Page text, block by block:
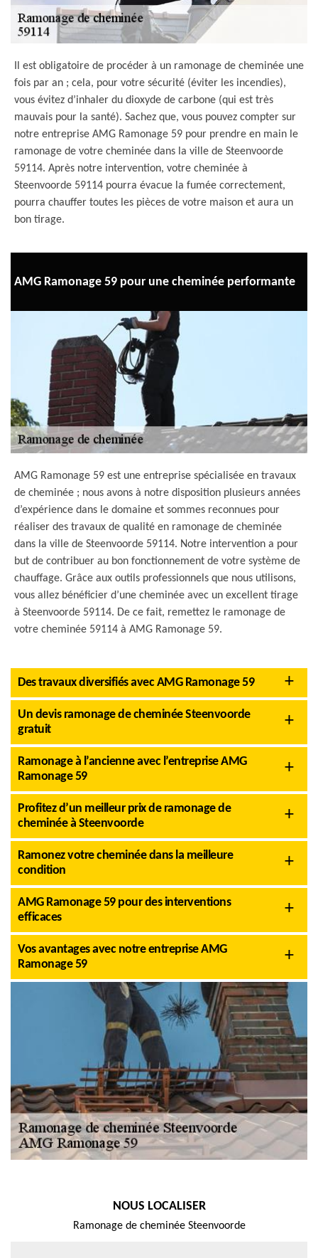
Il est obligatoire de procéder à un ramonage de cheminée une
fois par an ; cela, pour votre sécurité (éviter les incendies),
vous évitez d’inhaler du dioxyde de carbone (qui est très
mauvais pour la santé). Sachez que, vous pouvez compter sur
notre entreprise AMG Ramonage 59 pour prendre en main le
ramonage de votre cheminée dans la ville de Steenvoorde
59114. Après notre intervention, votre cheminée à
Steenvoorde 59114 pourra évacue la fumée correctement,
pourra chauffer toutes les pièces de votre maison et aura un
bon tirage.
AMG Ramonage 59 pour une cheminée performante
AMG Ramonage 59 est une entreprise spécialisée en travaux
de cheminée ; nous avons à notre disposition plusieurs années
d’expérience dans le domaine et sommes reconnues pour
réaliser des travaux de qualité en ramonage de cheminée
dans la ville de Steenvoorde 59114. Notre intervention a pour
but de contribuer au bon fonctionnement de votre système de
chauffage. Grâce aux outils professionnels que nous utilisons,
vous allez bénéficier d’une cheminée avec un excellent tirage
à Steenvoorde 59114. De ce fait, remettez le ramonage de
votre cheminée 59114 à AMG Ramonage 59.
Des travaux diversifiés avec AMG Ramonage 59
Un devis ramonage de cheminée Steenvoorde
gratuit
Ramonage à l’ancienne avec l’entreprise AMG
Ramonage 59
Profitez d’un meilleur prix de ramonage de
cheminée à Steenvoorde
Ramonez votre cheminée dans la meilleure
condition
AMG Ramonage 59 pour des interventions
efficaces
Vos avantages avec notre entreprise AMG
Ramonage 59
NOUS LOCALISER
Ramonage de cheminée Steenvoorde